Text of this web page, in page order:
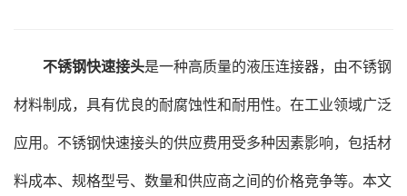
不锈钢快速接头是一种高质量的液压连接器，由不锈钢
材料制成，具有优良的耐腐蚀性和耐用性。在工业领域广泛
应用。不锈钢快速接头的供应费用受多种因素影响，包括材
料成本、规格型号、数量和供应商之间的价格竞争等。本文